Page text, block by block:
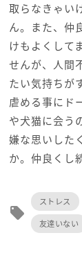
取らなきゃい
ん。また、仲
けもよくして
せんが、人間
たい気持ちが
虐める事にド
や犬猫に会う
嫌な思いした
か。仲良くし
local_offer
ストレス
友達いない